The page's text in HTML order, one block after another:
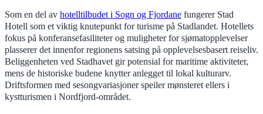
Som en del av hotelltilbudet i Sogn og Fjordane fungerer Stad
Hotell som et viktig knutepunkt for turisme på Stadlandet. Hotellets
fokus på konferansefasiliteter og muligheter for sjømatopplevelser
plasserer det innenfor regionens satsing på opplevelsesbasert reiseliv.
Beliggenheten ved Stadhavet gir potensial for maritime aktiviteter,
mens de historiske budene knytter anlegget til lokal kulturarv.
Driftsformen med sesongvariasjoner speiler mønsteret ellers i
kystturismen i Nordfjord-området.